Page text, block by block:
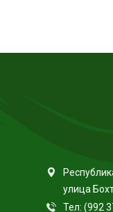
улица
Тел: (992